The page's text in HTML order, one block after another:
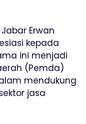
Erwan
kepada
ini menjadi
(Pemda)
mendukung
jasa